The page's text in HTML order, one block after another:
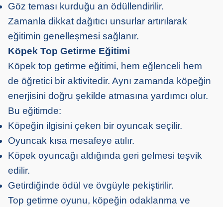
Göz teması kurduğu an ödüllendirilir.
Zamanla dikkat dağıtıcı unsurlar artırılarak
eğitimin genelleşmesi sağlanır.
Köpek Top Getirme Eğitimi
Köpek top getirme eğitimi, hem eğlenceli hem
de öğretici bir aktivitedir. Aynı zamanda köpeğin
enerjisini doğru şekilde atmasına yardımcı olur.
Bu eğitimde:
Köpeğin ilgisini çeken bir oyuncak seçilir.
Oyuncak kısa mesafeye atılır.
Köpek oyuncağı aldığında geri gelmesi teşvik
edilir.
Getirdiğinde ödül ve övgüyle pekiştirilir.
Top getirme oyunu, köpeğin odaklanma ve